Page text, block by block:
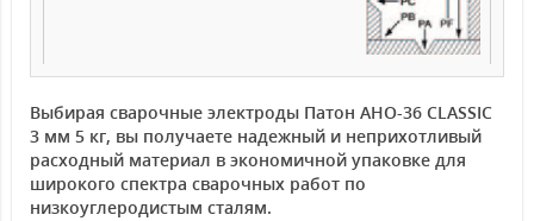
Выбирая сварочные электроды Патон АНО-36 CLASSIC
3 мм 5 кг, вы получаете надежный и неприхотливый
расходный материал в экономичной упаковке для
широкого спектра сварочных работ по
низкоуглеродистым сталям.